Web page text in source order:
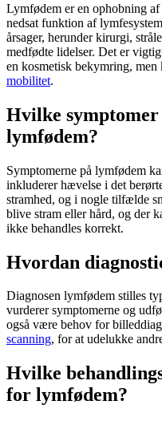
Lymfødem er en ophobning
nedsat funktion af
årsager, herunder kirurgi,
medfødte lidelser. Det er
en kosmetisk bekymring, men
mobilitet.
Hvilke
lymfødem?
Symptomerne på lymfødem
inkluderer hævelse i det
stramhed, og i nogle tilfælde
blive stram eller hård, og der
ikke behandles korrekt.
Hvordan
Diagnosen lymfødem stilles
vurderer symptomerne og
også være behov for
scanning, for at udelukke
Hvilke
for lymfødem?